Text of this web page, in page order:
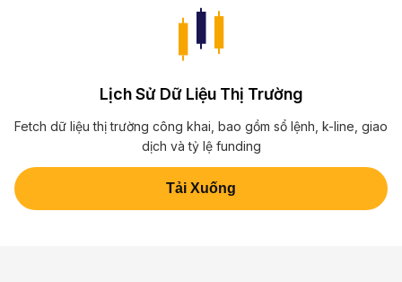
Lịch Sử Dữ Liệu Thị Trường
Fetch dữ liệu thị trường công khai, bao gồm sổ lệnh, k-line, giao
dịch và tỷ lệ funding
Tải Xuống